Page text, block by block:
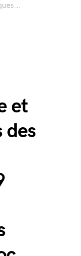
et
des